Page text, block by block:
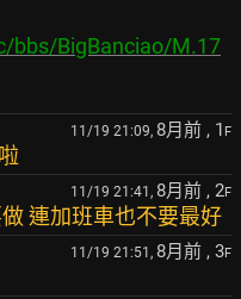
bbs/BigBanciao/M.17
11/19 21:09, 8月前 , 1 F
11/19 21:41, 8月前 , 2F
連加班車也不要最好
11/19 21:51, 8月前 , 3F